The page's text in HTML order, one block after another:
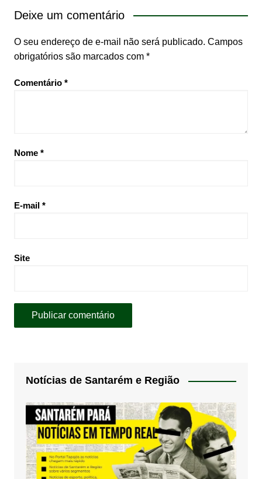
Deixe um comentário
O seu endereço de e-mail não será publicado. Campos
obrigatórios são marcados com *
Comentário *
Nome *
E-mail *
Site
Notícias de Santarém e Região